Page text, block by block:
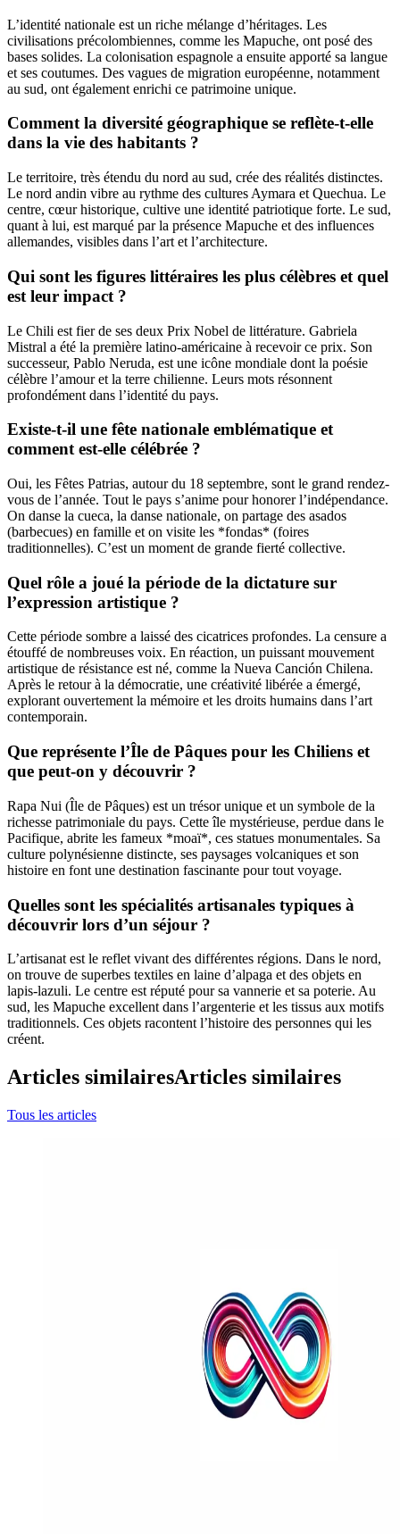
L’identité nationale est un riche mélange d’héritages. Les
civilisations précolombiennes, comme les Mapuche, ont posé des
bases solides. La colonisation espagnole a ensuite apporté sa langue
et ses coutumes. Des vagues de migration européenne, notamment
au sud, ont également enrichi ce patrimoine unique.
Comment la diversité géographique se reflète-t-elle
dans la vie des habitants ?
Le territoire, très étendu du nord au sud, crée des réalités distinctes.
Le nord andin vibre au rythme des cultures Aymara et Quechua. Le
centre, cœur historique, cultive une identité patriotique forte. Le sud,
quant à lui, est marqué par la présence Mapuche et des influences
allemandes, visibles dans l’art et l’architecture.
Qui sont les figures littéraires les plus célèbres et quel
est leur impact ?
Le Chili est fier de ses deux Prix Nobel de littérature. Gabriela
Mistral a été la première latino-américaine à recevoir ce prix. Son
successeur, Pablo Neruda, est une icône mondiale dont la poésie
célèbre l’amour et la terre chilienne. Leurs mots résonnent
profondément dans l’identité du pays.
Existe-t-il une fête nationale emblématique et
comment est-elle célébrée ?
Oui, les Fêtes Patrias, autour du 18 septembre, sont le grand rendez-
vous de l’année. Tout le pays s’anime pour honorer l’indépendance.
On danse la cueca, la danse nationale, on partage des asados
(barbecues) en famille et on visite les *fondas* (foires
traditionnelles). C’est un moment de grande fierté collective.
Quel rôle a joué la période de la dictature sur
l’expression artistique ?
Cette période sombre a laissé des cicatrices profondes. La censure a
étouffé de nombreuses voix. En réaction, un puissant mouvement
artistique de résistance est né, comme la Nueva Canción Chilena.
Après le retour à la démocratie, une créativité libérée a émergé,
explorant ouvertement la mémoire et les droits humains dans l’art
contemporain.
Que représente l’Île de Pâques pour les Chiliens et
que peut-on y découvrir ?
Rapa Nui (Île de Pâques) est un trésor unique et un symbole de la
richesse patrimoniale du pays. Cette île mystérieuse, perdue dans le
Pacifique, abrite les fameux *moaï*, ces statues monumentales. Sa
culture polynésienne distincte, ses paysages volcaniques et son
histoire en font une destination fascinante pour tout voyage.
Quelles sont les spécialités artisanales typiques à
découvrir lors d’un séjour ?
L’artisanat est le reflet vivant des différentes régions. Dans le nord,
on trouve de superbes textiles en laine d’alpaga et des objets en
lapis-lazuli. Le centre est réputé pour sa vannerie et sa poterie. Au
sud, les Mapuche excellent dans l’argenterie et les tissus aux motifs
traditionnels. Ces objets racontent l’histoire des personnes qui les
créent.
Articles similairesArticles similaires
Tous les articles